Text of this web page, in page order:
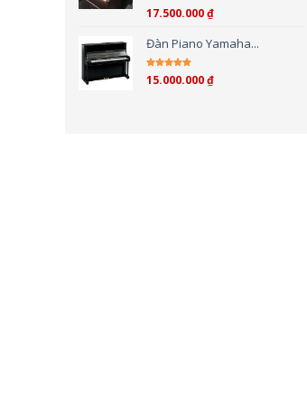
Được xếp hạng
17.500.000₫
Đàn Piano Yamaha...
Được xếp hạng
15.000.000₫